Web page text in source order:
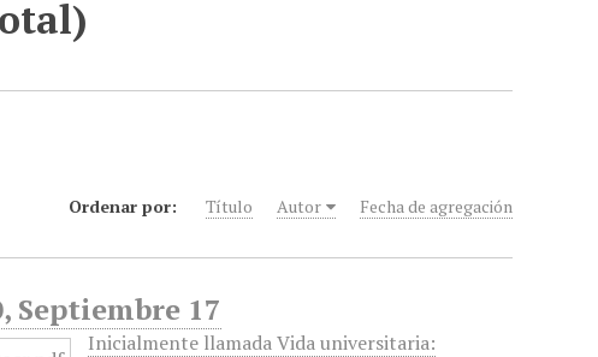
Ordenar por: Título Autor Fecha de agregación
Septiembre 17
Inicialmente llamada Vida universitaria: